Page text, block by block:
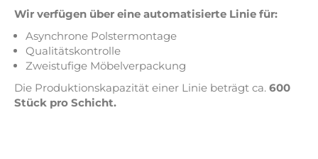
Wir verfügen über eine automatisierte Linie für:
Asynchrone Polstermontage
Qualitätskontrolle
Zweistufige Möbelverpackung
Die Produktionskapazität einer Linie beträgt ca. 600
Stück pro Schicht.